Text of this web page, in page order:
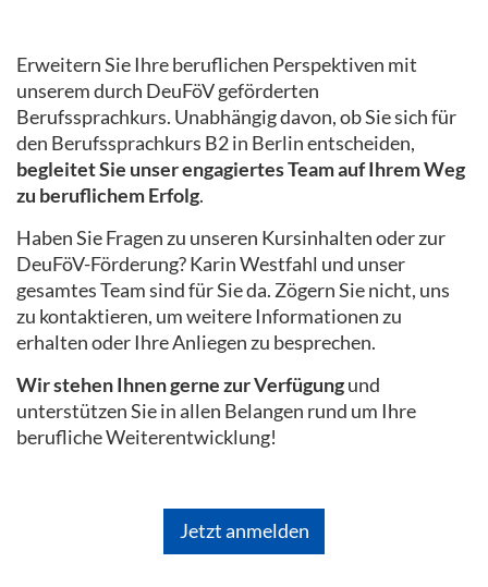
Erweitern Sie Ihre beruflichen Perspektiven mit
unserem durch DeuFöV geförderten
Berufssprachkurs. Unabhängig davon, ob Sie sich für
den Berufssprachkurs B2 in Berlin entscheiden,
begleitet Sie unser engagiertes Team auf Ihrem Weg
zu beruflichem Erfolg.
Haben Sie Fragen zu unseren Kursinhalten oder zur
DeuFöV-Förderung? Karin Westfahl und unser
gesamtes Team sind für Sie da. Zögern Sie nicht, uns
zu kontaktieren, um weitere Informationen zu
erhalten oder Ihre Anliegen zu besprechen.
Wir stehen Ihnen gerne zur Verfügungund
unterstützen Sie in allen Belangen rund um Ihre
berufliche Weiterentwicklung!
Jetzt anmelden